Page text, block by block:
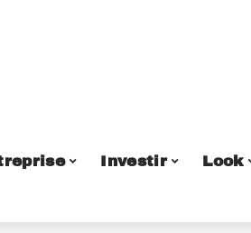
Investir Look